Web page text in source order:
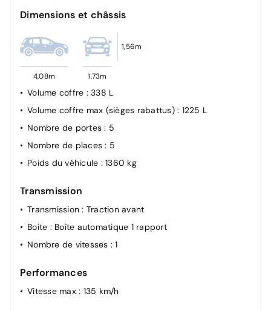
Dimensions et châssis
4,08m 1,73m
1,56m
Volume coffre : 338 L
Volume coffre max (sièges rabattus) : 1225 L
Nombre de portes: 5
Nombre de places: 5
Poids du véhicule : 1360 kg
Transmission
Transmission: Traction avant
Boite : Boîte automatique 1 rapport
Nombre de vitesses : 1
Performances
Vitesse max : 135 km/h